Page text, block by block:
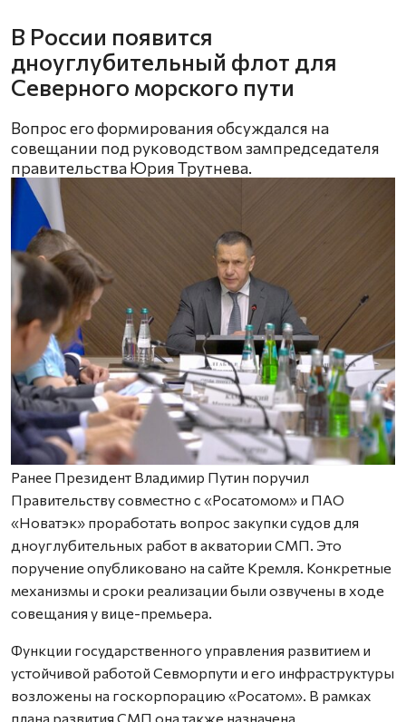
В России появится
дноуглубительный флот для
Северного морского пути
Вопрос его формирования обсуждался на
совещании под руководством зампредседателя
правительства Юрия Трутнева.
Ранее Президент Владимир Путин поручил
Правительству совместно с «Росатомом» и ПАО
«Новатэк» проработать вопрос закупки судов для
дноуглубительных работ в акватории СМП. Это
поручение опубликовано на сайте Кремля. Конкретные
механизмы и сроки реализации были озвучены в ходе
совещания у вице-премьера.
Функции государственного управления развитием и
устойчивой работой Севморпути и его инфраструктуры
возложены на госкорпорацию «Росатом». В рамках
плана развития СМП она также назначена